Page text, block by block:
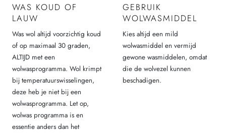
WAS KOUD OF
LAUW
Was wol altijd voorzichtig koud
of op maximaal 30 graden,
ALTIJD met een
wolwasprogramma. Wol krimpt
bij temperatuurswisselingen,
deze heb je niet bij een
wolwasprogramma. Let op,
wolwas programma is en
essentie anders dan het
GEBRUIK
WOLWASMIDDEL
Kies altijd een mild
wolwasmiddel en vermijd
gewone wasmiddelen, omdat
die de wolvezel kunnen
beschadigen.